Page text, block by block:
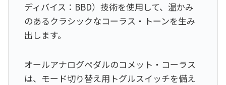
ディバイス：BBD）技術を使用して、温かみ
のあるクラシックなコーラス・トーンを生み
出します。
オールアナログペダルのコメット・コーラス
は、モード切り替え用トグルスイッチを備え